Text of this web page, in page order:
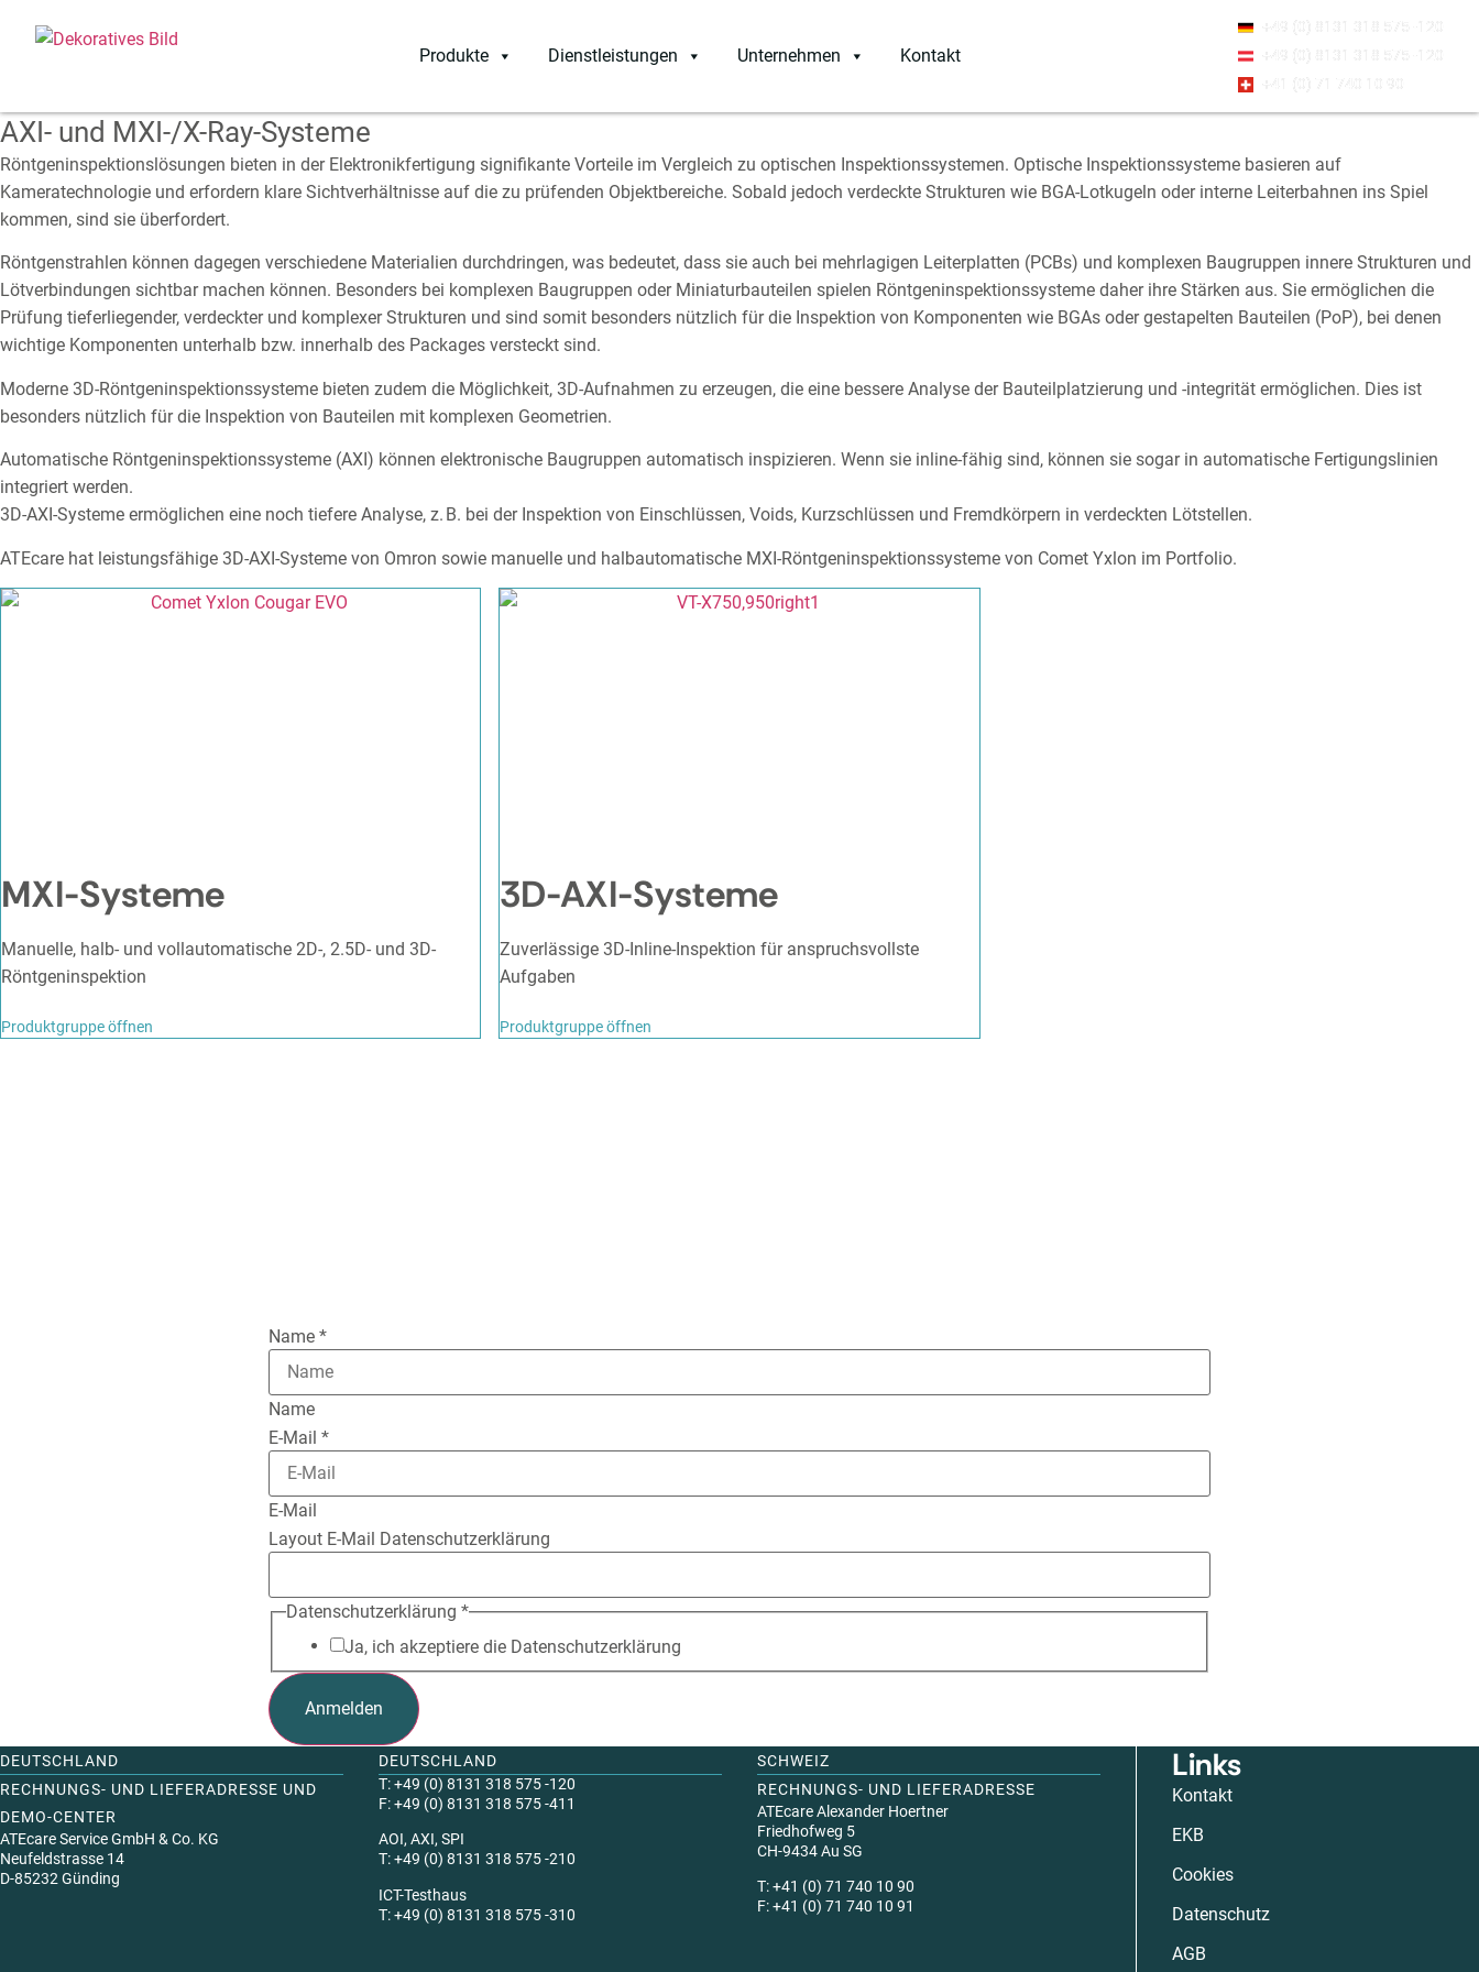
Produkte Dienstleistungen Unternehmen Kontakt
Röntgeninspektion
AXI- und MXI-/X-Ray-Systeme
Röntgeninspektionslösungen bieten in der Elektronikfertigung signifikante Vorteile im Vergleich zu optischen Inspektionssystemen. Optische Inspektionssysteme basieren auf
Kameratechnologie und erfordern klare Sichtverhältnisse auf die zu prüfenden Objektbereiche. Sobald jedoch verdeckte Strukturen wie BGA-Lotkugeln oder interne Leiterbahnen ins Spiel
kommen, sind sie überfordert.
Röntgenstrahlen können dagegen verschiedene Materialien durchdringen, was bedeutet, dass sie auch bei mehrlagigen Leiterplatten (PCBs) und komplexen Baugruppen innere Strukturen und
Lötverbindungen sichtbar machen können. Besonders bei komplexen Baugruppen oder Miniaturbauteilen spielen Röntgeninspektionssysteme daher ihre Stärken aus. Sie ermöglichen die
Prüfung tieferliegender, verdeckter und komplexer Strukturen und sind somit besonders nützlich für die Inspektion von Komponenten wie BGAs oder gestapelten Bauteilen (PoP), bei denen
wichtige Komponenten unterhalb bzw. innerhalb des Packages versteckt sind.
Moderne 3D-Röntgeninspektionssysteme bieten zudem die Möglichkeit, 3D-Aufnahmen zu erzeugen, die eine bessere Analyse der Bauteilplatzierung und -integrität ermöglichen. Dies ist
besonders nützlich für die Inspektion von Bauteilen mit komplexen Geometrien.
Automatische Röntgeninspektionssysteme (AXI) können elektronische Baugruppen automatisch inspizieren. Wenn sie inline-fähig sind, können sie sogar in automatische Fertigungslinien
integriert werden.
3D-AXI-Systeme ermöglichen eine noch tiefere Analyse, z. B. bei der Inspektion von Einschlüssen, Voids, Kurzschlüssen und Fremdkörpern in verdeckten Lötstellen.
ATEcare hat leistungsfähige 3D-AXI-Systeme von Omron sowie manuelle und halbautomatische MXI-Röntgeninspektionssysteme von Comet Yxlon im Portfolio.
MXI-Systeme
Manuelle, halb- und vollautomatische 2D-, 2.5D- und 3D-
Röntgeninspektion
Produktgruppe öffnen
3D-AXI-Systeme
Zuverlässige 3D-Inline-Inspektion für anspruchsvollste
Aufgaben
Produktgruppe öffnen
Name*
Name
E-Mail*
E-Mail
Layout E-Mail Datenschutzerklärung
Datenschutzerklärung*
Ja, ich akzeptiere die Datenschutz­erklärung
Anmelden
DEUTSCHLAND
RECHNUNGS- UND LIEFERADRESSE UND
DEMO-CENTER
ATEcare Service GmbH & Co. KG
Neufeldstrasse 14
D-85232 Günding
DEUTSCHLAND
T: +49 (0) 8131 318 575 -120
F: +49 (0) 8131 318 575 -411
AOI, AXI, SPI
T: +49 (0) 8131 318 575 -210
ICT-Testhaus
T: +49 (0) 8131 318 575 -310
SCHWEIZ
RECHNUNGS- UND LIEFERADRESSE
ATEcare Alexander Hoertner
Friedhofweg 5
CH-9434 Au SG
T: +41 (0) 71 740 10 90
F: +41 (0) 71 740 10 91
Links
Kontakt
EKB
Cookies
Datenschutz
AGB